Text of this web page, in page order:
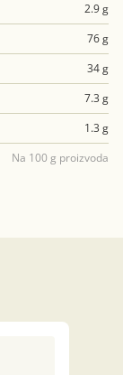
2.9 g
76 g
34 g
7.3 g
1.3 g
Na 100 g proizvoda